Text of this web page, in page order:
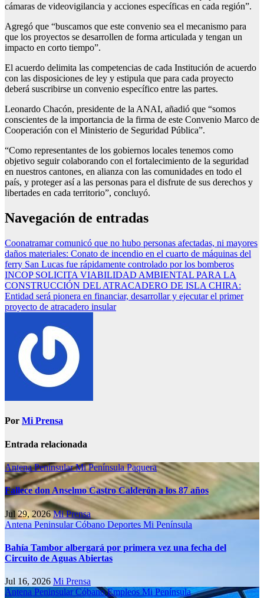
cámaras de videovigilancia y acciones específicas en cada región”.
Agregó que “buscamos que este convenio sea el mecanismo para
que los proyectos se desarrollen de forma articulada y tengan un
impacto en corto tiempo”.
El acuerdo delimita las competencias de cada Institución de acuerdo
con las disposiciones de ley y estipula que para cada proyecto
deberá suscribirse un convenio específico entre las partes.
Leonardo Chacón, presidente de la ANAI, añadió que “somos
conscientes de la importancia de la firma de este Convenio Marco de
Cooperación con el Ministerio de Seguridad Pública”.
“Como representantes de los gobiernos locales tenemos como
objetivo seguir colaborando con el fortalecimiento de la seguridad
en nuestros cantones, en alianza con las comunidades en todo el
país, y proteger así a las personas para el disfrute de sus derechos y
libertades en cada territorio”, concluyó.
Navegación de entradas
Coonatramar comunicó que no hubo personas afectadas, ni mayores
daños materiales: Conato de incendio en el cuarto de máquinas del
ferry San Lucas fue rápidamente controlado por los bomberos
INCOP SOLICITA VIABILIDAD AMBIENTAL PARA LA
CONSTRUCCIÓN DEL ATRACADERO DE ISLA CHIRA:
Entidad será pionera en financiar, desarrollar y ejecutar el primer
proyecto de atracadero insular
Por Mi Prensa
Entrada relacionada
Antena PeninsularMi PenínsulaPaquera
Fallece don Anselmo Castro Calderón a los 87 años
Jul 29, 2026Mi Prensa
Antena PeninsularCóbano Deportes Mi Península
Bahía Tambor albergará por primera vez una fecha del
Circuito de Aguas Abiertas
Jul 16, 2026 Mi Prensa
Antena PeninsularCóbanoEmpleos Mi Península